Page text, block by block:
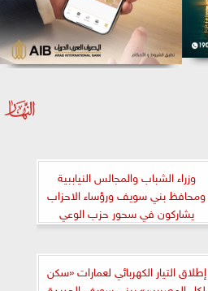
وزراء الشباب والمجالس النياببية
ومحافظ بني سويف ورؤساء الاحزاب
يشاركون في سحور حزب الوعي
إطلاق التيار الكهربائي لعمارات «سكن